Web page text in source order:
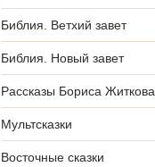
Библия. Ветхий завет
Библия. Новый завет
Рассказы Бориса Житкова
Мультсказки
Восточные сказки